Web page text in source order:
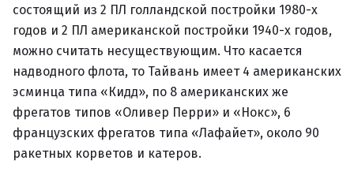
состоящий из 2 ПЛ голландской постройки 1980-х
годов и 2 ПЛ американской постройки 1940-х годов,
можно считать несуществующим. Что касается
надводного флота, то Тайвань имеет 4 американских
эсминца типа «Кидд», по 8 американских же
фрегатов типов «Оливер Перри» и «Нокс», 6
французских фрегатов типа «Лафайет», около 90
ракетных корветов и катеров.